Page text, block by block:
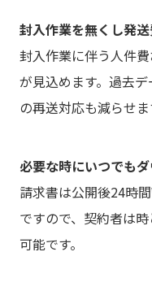
封入作業を無くし発
封入作業に伴う人件
が見込めます。過去
の再送対応も減らせま
必要な時にいつでも
請求書は公開後24時
ですので、契約者は
可能です。